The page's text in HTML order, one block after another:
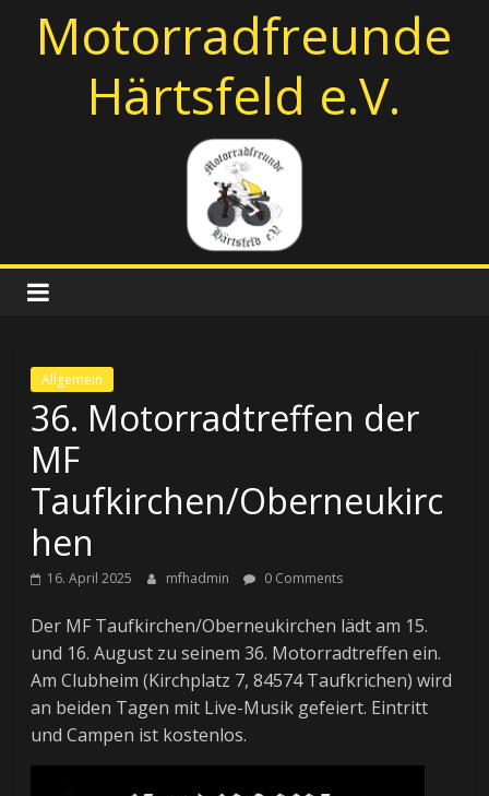
Motorradfreunde
Härtsfeld e.V.
Allgemein
36. Motorradtreffen der
MF
Taufkirchen/Oberneukirc
hen
16. April 2025 mfhadmin 0 Comments
Der MF Taufkirchen/Oberneukirchen lädt am 15.
und 16. August zu seinem 36. Motorradtreffen ein.
Am Clubheim (Kirchplatz 7, 84574 Taufkrichen) wird
an beiden Tagen mit Live-Musik gefeiert. Eintritt
und Campen ist kostenlos.